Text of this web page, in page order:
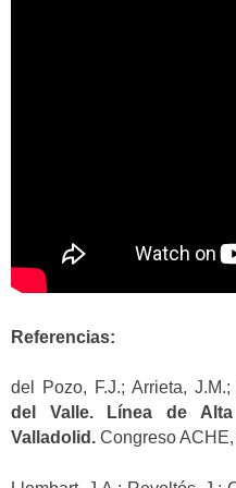
Referencias:
del Pozo, F.J.; Arrieta,
del Valle. Línea de Alta
Valladolid. Congreso